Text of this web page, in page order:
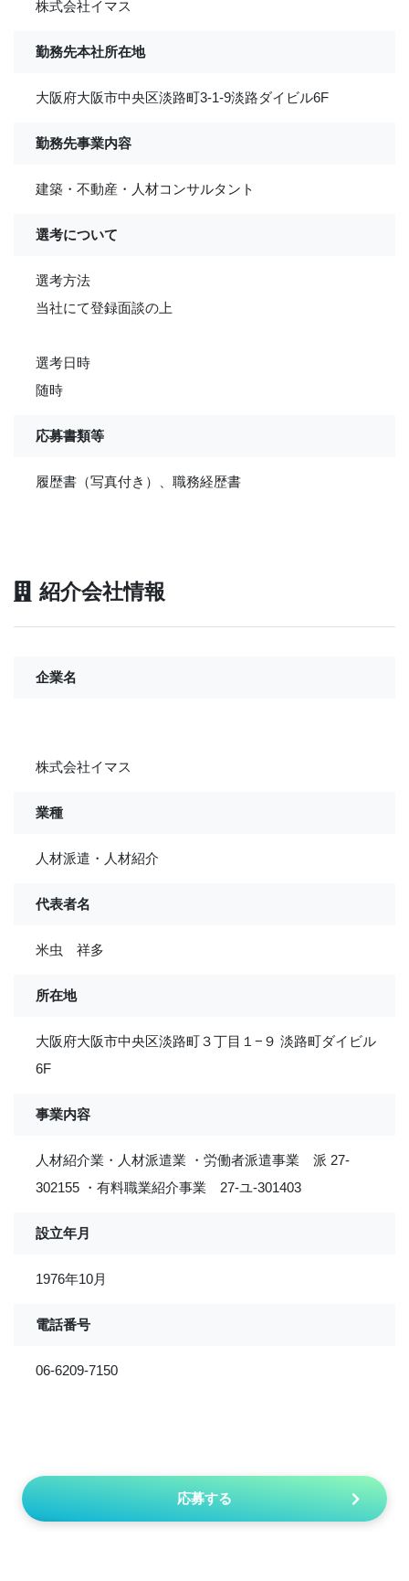
株式会社イマス
勤務先本社所在地
大阪府大阪市中央区淡路町3-1-9淡路ダイビル6F
勤務先事業内容
建築・不動産・人材コンサルタント
選考について
選考方法
当社にて登録面談の上
選考日時
随時
応募書類等
履歴書（写真付き）、職務経歴書
紹介会社情報
企業名
株式会社イマス
業種
人材派遣・人材紹介
代表者名
米虫 祥多
所在地
大阪府大阪市中央区淡路町３丁目１−９ 淡路町ダイビル
6F
事業内容
人材紹介業・人材派遣業 ・労働者派遣事業 派 27-
302155 ・有料職業紹介事業 27-ユ-301403
設立年月
1976年10月
電話番号
06-6209-7150
応募する